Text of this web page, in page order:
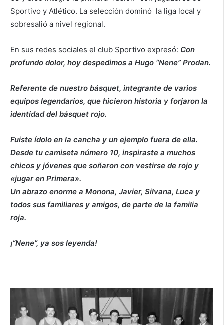
Sportivo y Atlético. La selección dominó la liga local y
sobresalió a nivel regional.
En sus redes sociales el club Sportivo expresó: Con
profundo dolor, hoy despedimos a Hugo “Nene” Prodan.
Referente de nuestro básquet, integrante de varios
equipos legendarios, que hicieron historia y forjaron la
identidad del básquet rojo.
Fuiste ídolo en la cancha y un ejemplo fuera de ella.
Desde tu camiseta número 10, inspiraste a muchos
chicos y jóvenes que soñaron con vestirse de rojo y
«jugar en Primera».
Un abrazo enorme a Monona, Javier, Silvana, Luca y
todos sus familiares y amigos, de parte de la familia
roja.
¡“Nene”, ya sos leyenda!